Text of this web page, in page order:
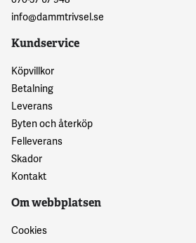
info@dammtrivsel.se
Kundservice
Köpvillkor
Betalning
Leverans
Byten och återköp
Felleverans
Skador
Kontakt
Om webbplatsen
Cookies